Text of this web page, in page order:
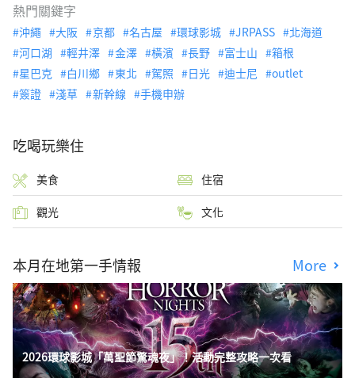
熱門關鍵字
沖繩 大阪 京都 名古屋 環球影城 JRPASS
北海道
河口湖
輕井澤 金澤 橫濱 長野 富士山
箱根
星巴克
白川鄉 東北 駕照 日光 迪士尼
outlet
簽證
淺草 新幹線 手機申辦
吃喝玩樂住
美食 住宿
觀光 文化
本月在地第一手情報 More
2026環球影城「萬聖節驚魂夜」！活動完整攻略一次看